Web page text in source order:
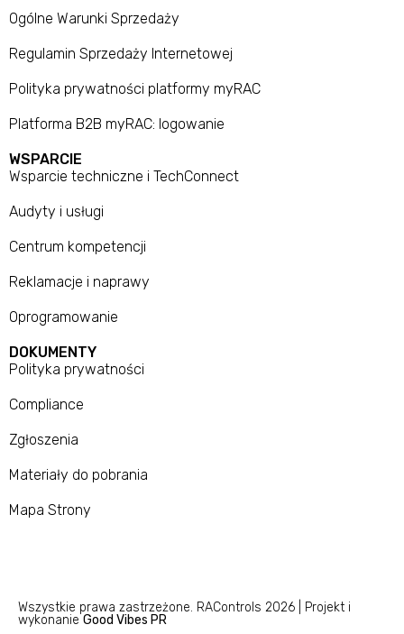
Ogólne Warunki Sprzedaży
Regulamin Sprzedaży Internetowej
Polityka prywatności platformy myRAC
Platforma B2B myRAC: logowanie
WSPARCIE
Wsparcie techniczne i TechConnect
Audyty i usługi
Centrum kompetencji
Reklamacje i naprawy
Oprogramowanie
DOKUMENTY
Polityka prywatności
Compliance
Zgłoszenia
Materiały do pobrania
Mapa Strony
Wszystkie prawa zastrzeżone. RAControls 2026 | Projekt i
wykonanie Good Vibes PR